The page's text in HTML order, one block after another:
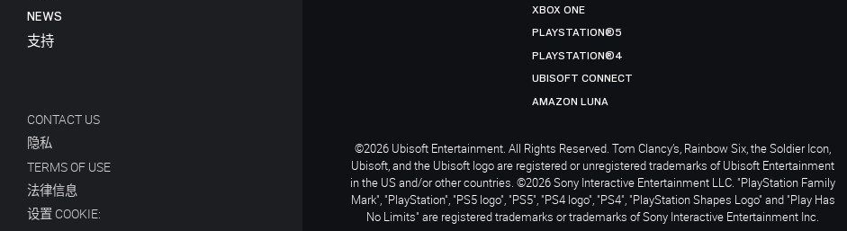
NEWS
支持
CONTACT US
隐私
TERMS OF USE
法律信息
设置 COOKIE:
XBOX ONE
PLAYSTATION®5
PLAYSTATION®4
UBISOFT CONNECT
AMAZON LUNA
©2026 Ubisoft Entertainment. All Rights Reserved. Tom Clancy’s, Rainbow Six, the Soldier Icon,
Ubisoft, and the Ubisoft logo are registered or unregistered trademarks of Ubisoft Entertainment
in the US and/or other countries. ©2026 Sony Interactive Entertainment LLC. "PlayStation Family
Mark", "PlayStation", "PS5 logo", "PS5", "PS4 logo", "PS4", "PlayStation Shapes Logo" and "Play Has
No Limits" are registered trademarks or trademarks of Sony Interactive Entertainment Inc.